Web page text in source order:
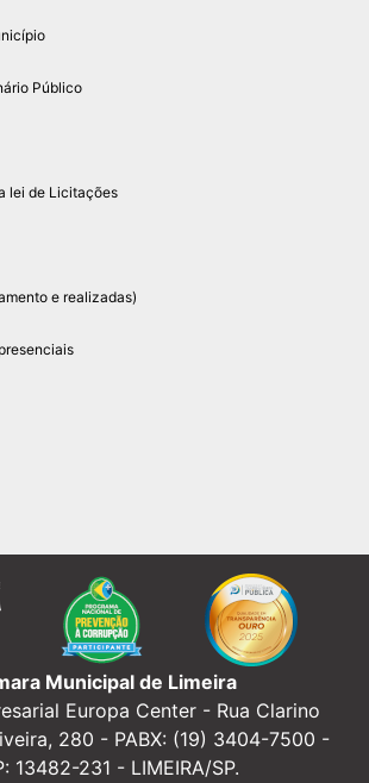
Público
lei de Licitações
e realizadas)
Municipal de Limeira
Europa Center - Rua Clarino
280 - PABX: (19) 3404-7500 -
13482-231 - LIMEIRA/SP.